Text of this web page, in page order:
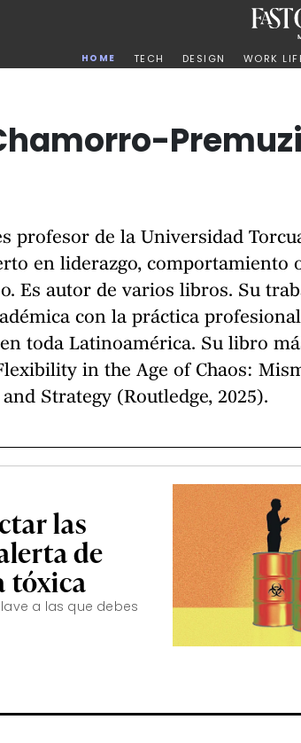
y diseño
HOME TECH DESIGN WORK
profesor de la Universidad
en liderazgo, comportamiento
Es autor de varios libros. Su
con la práctica
toda Latinoamérica. Su libro
in the Age of Chaos:
Strategy (Routledge, 2025).
las
de
tóxica
a las que debes